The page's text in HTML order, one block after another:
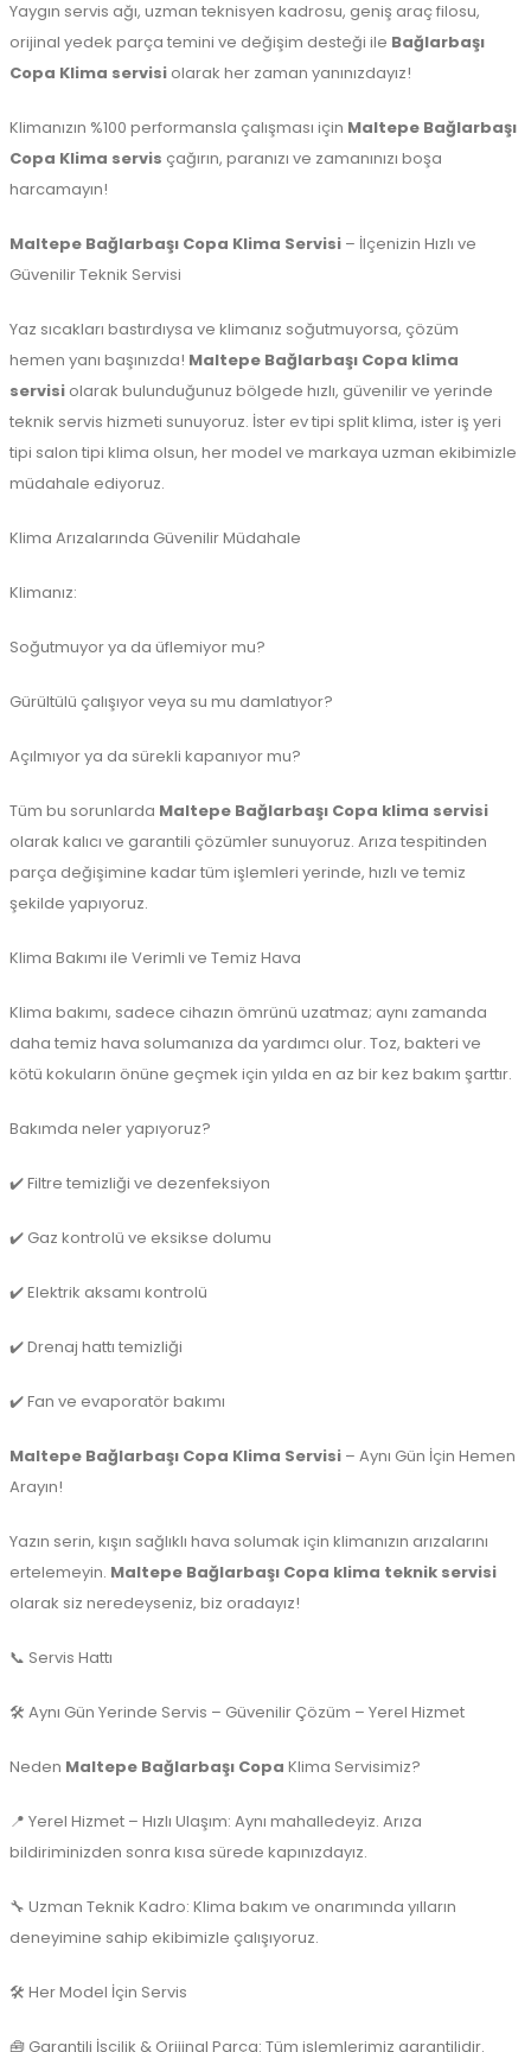
Yaygın servis ağı, uzman teknisyen kadrosu, geniş araç filosu,
orijinal yedek parça temini ve değişim desteği ile Bağlarbaşı
Copa Klima servisi olarak her zaman yanınızdayız!
Klimanızın %100 performansla çalışması için Maltepe Bağlarbaşı
Copa Klima servis çağırın, paranızı ve zamanınızı boşa
harcamayın!
Maltepe Bağlarbaşı Copa Klima Servisi – İlçenizin Hızlı ve
Güvenilir Teknik Servisi
Yaz sıcakları bastırdıysa ve klimanız soğutmuyorsa, çözüm
hemen yanı başınızda! Maltepe Bağlarbaşı Copa klima
servisi olarak bulunduğunuz bölgede hızlı, güvenilir ve yerinde
teknik servis hizmeti sunuyoruz. İster ev tipi split klima, ister iş yeri
tipi salon tipi klima olsun, her model ve markaya uzman ekibimizle
müdahale ediyoruz.
Klima Arızalarında Güvenilir Müdahale
Klimanız:
Soğutmuyor ya da üflemiyor mu?
Gürültülü çalışıyor veya su mu damlatıyor?
Açılmıyor ya da sürekli kapanıyor mu?
Tüm bu sorunlarda Maltepe Bağlarbaşı Copa klima servisi
olarak kalıcı ve garantili çözümler sunuyoruz. Arıza tespitinden
parça değişimine kadar tüm işlemleri yerinde, hızlı ve temiz
şekilde yapıyoruz.
Klima Bakımı ile Verimli ve Temiz Hava
Klima bakımı, sadece cihazın ömrünü uzatmaz; aynı zamanda
daha temiz hava solumanıza da yardımcı olur. Toz, bakteri ve
kötü kokuların önüne geçmek için yılda en az bir kez bakım şarttır.
Bakımda neler yapıyoruz?
✔️ Filtre temizliği ve dezenfeksiyon
✔️ Gaz kontrolü ve eksikse dolumu
✔️ Elektrik aksamı kontrolü
✔️ Drenaj hattı temizliği
✔️ Fan ve evaporatör bakımı
Maltepe Bağlarbaşı Copa Klima Servisi – Aynı Gün İçin Hemen
Arayın!
Yazın serin, kışın sağlıklı hava solumak için klimanızın arızalarını
ertelemeyin. Maltepe Bağlarbaşı Copa klima teknik servisi
olarak siz neredeyseniz, biz oradayız!
📞 Servis Hattı
🛠️ Aynı Gün Yerinde Servis – Güvenilir Çözüm – Yerel Hizmet
Neden Maltepe Bağlarbaşı Copa Klima Servisimiz?
📍 Yerel Hizmet – Hızlı Ulaşım: Aynı mahalledeyiz. Arıza
bildiriminizden sonra kısa sürede kapınızdayız.
🔧 Uzman Teknik Kadro: Klima bakım ve onarımında yılların
deneyimine sahip ekibimizle çalışıyoruz.
🛠️ Her Model İçin Servis
🧰 Garantili İşçilik & Orijinal Parça: Tüm işlemlerimiz garantilidir.